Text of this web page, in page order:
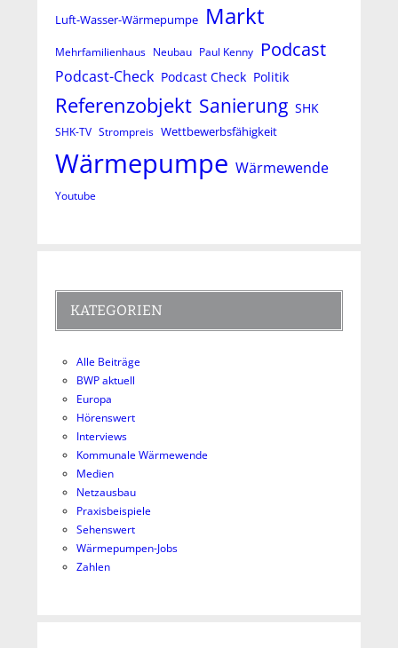
Luft-Wasser-Wärmepumpe Markt
Mehrfamilienhaus Neubau Paul Kenny Podcast
Podcast-Check Podcast Check Politik
Referenzobjekt Sanierung SHK
SHK-TV Strompreis Wettbewerbsfähigkeit
Wärmepumpe Wärmewende
Youtube
KATEGORIEN
Alle Beiträge
BWP aktuell
Europa
Hörenswert
Interviews
Kommunale Wärmewende
Medien
Netzausbau
Praxisbeispiele
Sehenswert
Wärmepumpen-Jobs
Zahlen